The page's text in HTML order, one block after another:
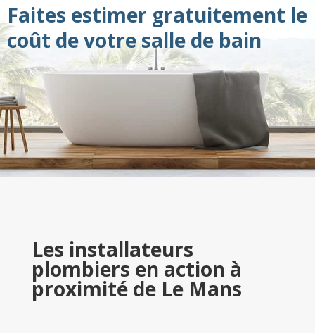
Faites estimer gratuitement le
coût de votre salle de bain
Les installateurs
plombiers en action à
proximité de Le Mans